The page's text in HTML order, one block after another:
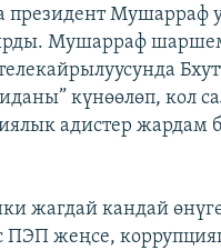
Мушарраф
Мушарраф
күнөөлөп, кол
адистер жардам
жагдай кандай
ПЭП жеңсе,